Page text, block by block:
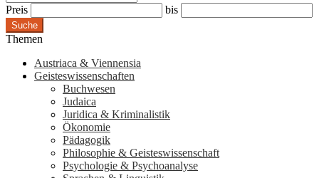
Preis bis
Suche
Themen
Austriaca & Viennensia
Geisteswissenschaften
Buchwesen
Judaica
Juridica & Kriminalistik
Ökonomie
Pädagogik
Philosophie & Geisteswissenschaft
Psychologie & Psychoanalyse